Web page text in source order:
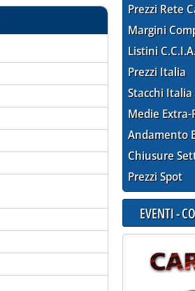
Prezzi Rete
Margini
Listini
Prezzi Italia
Stacchi Italia
Medie Extra-
Andamento
Chiusure
Prezzi Spot
EVENTI -